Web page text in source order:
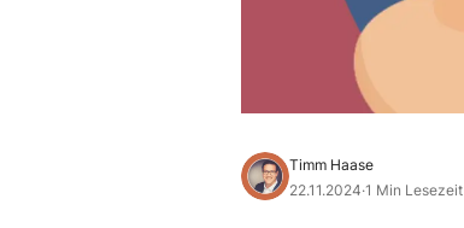
Timm Haase
22.11.2024·1 Min Lesezeit